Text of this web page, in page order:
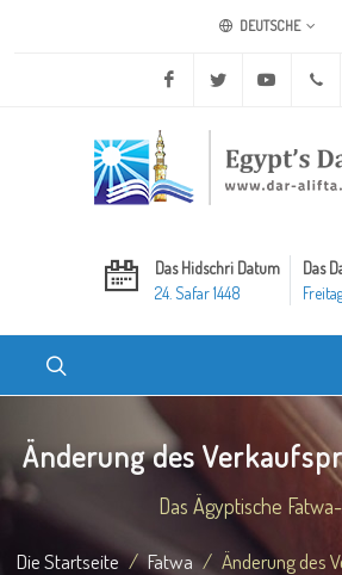
DEUTSCHE
Facebook Twitter Youtube
Das Hidschri Datum
24. Safar 1448
Das
Änderung des
Das Ägyptische
Die Startseite Fatwa Änderung des